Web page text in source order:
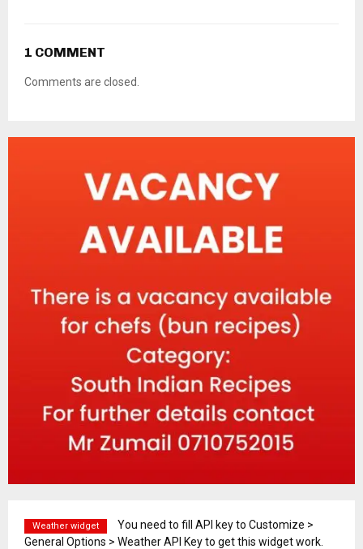
1 COMMENT
Comments are closed.
Weather widget
You need to fill API key to Customize >
General Options > Weather API Key to get this widget work.